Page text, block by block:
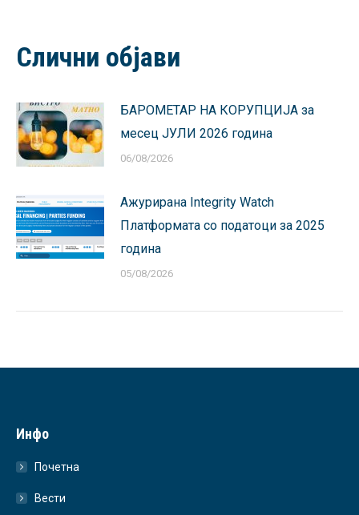
Слични објави
БАРОМЕТАР НА КОРУПЦИЈА за
месец ЈУЛИ 2026 година
06/08/2026
Ажурирана Integrity Watch
Платформата со податоци за 2025
година
05/08/2026
Инфо
Почетна
Вести